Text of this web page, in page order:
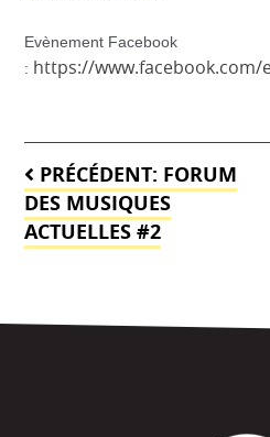
Evènement Facebook
: https://www.facebook.com/
Navigation
de
l’article
PRÉCÉDENT: FORUM
DES MUSIQUES
ACTUELLES #2